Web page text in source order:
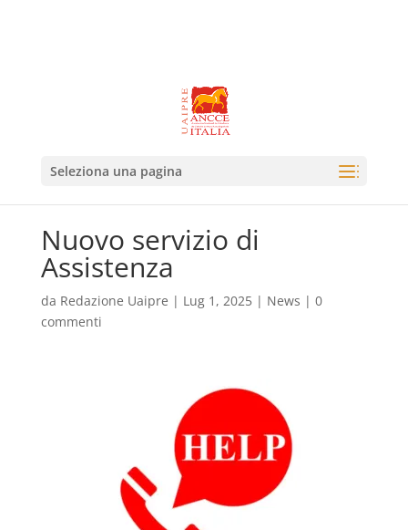
Seleziona una pagina
Nuovo servizio di
Assistenza
da Redazione Uaipre | Lug 1, 2025| News | 0
commenti